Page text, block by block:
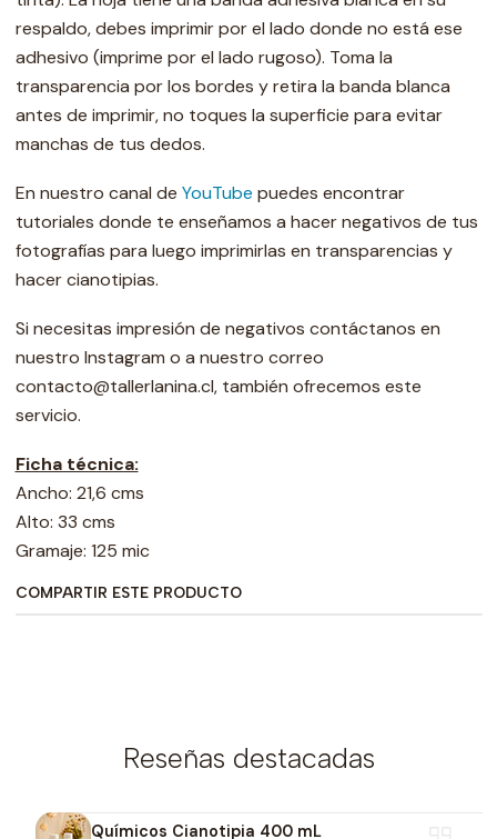
respaldo, debes imprimir por el lado donde no está ese
adhesivo (imprime por el lado rugoso). Toma la
transparencia por los bordes y retira la banda blanca
antes de imprimir, no toques la superficie para evitar
manchas de tus dedos.
En nuestro canal de YouTube puedes encontrar
tutoriales donde te enseñamos a hacer negativos de tus
fotografías para luego imprimirlas en transparencias y
hacer cianotipias.
Si necesitas impresión de negativos contáctanos en
nuestro Instagram o a nuestro correo
contacto@tallerlanina.cl, también ofrecemos este
servicio.
Ficha técnica:
Ancho: 21,6 cms
Alto: 33 cms
Gramaje: 125 mic
COMPARTIR ESTE PRODUCTO
Reseñas destacadas
Químicos Cianotipia 400 mL